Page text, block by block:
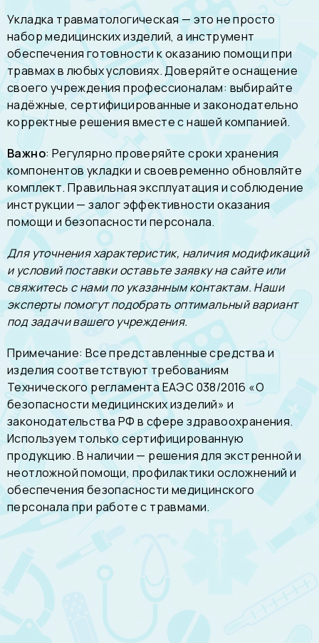
Укладка травматологическая — это не просто
набор медицинских изделий, а инструмент
обеспечения готовности к оказанию помощи при
травмах в любых условиях. Доверяйте оснащение
своего учреждения профессионалам: выбирайте
надёжные, сертифицированные и законодательно
корректные решения вместе с нашей компанией.
Важно: Регулярно проверяйте сроки хранения
компонентов укладки и своевременно обновляйте
комплект. Правильная эксплуатация и соблюдение
инструкции — залог эффективности оказания
помощи и безопасности персонала.
Для уточнения характеристик, наличия модификаций
и условий поставки оставьте заявку на сайте или
свяжитесь с нами по указанным контактам. Наши
эксперты помогут подобрать оптимальный вариант
под задачи вашего учреждения.
Примечание: Все представленные средства и
изделия соответствуют требованиям
Технического регламента ЕАЭС 038/2016 «О
безопасности медицинских изделий» и
законодательства РФ в сфере здравоохранения.
Используем только сертифицированную
продукцию. В наличии — решения для экстренной и
неотложной помощи, профилактики осложнений и
обеспечения безопасности медицинского
персонала при работе с травмами.